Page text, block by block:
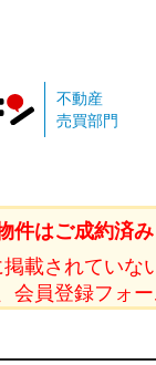
不動産
売買部門
件はご成約済み
載されていな
会員登録フォ